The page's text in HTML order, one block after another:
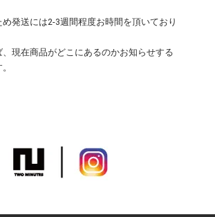
発送には2-3週間程度お時間を頂いており
、現在商品がどこにあるのかお知らせする